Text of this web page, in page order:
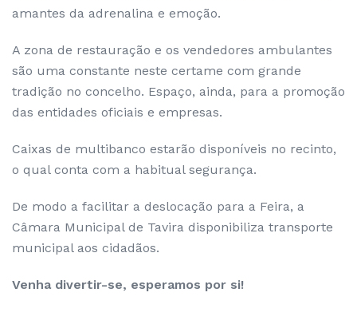
amantes da adrenalina e emoção.
A zona de restauração e os vendedores ambulantes
são uma constante neste certame com grande
tradição no concelho. Espaço, ainda, para a promoção
das entidades oficiais e empresas.
Caixas de multibanco estarão disponíveis no recinto,
o qual conta com a habitual segurança.
De modo a facilitar a deslocação para a Feira, a
Câmara Municipal de Tavira disponibiliza transporte
municipal aos cidadãos.
Venha divertir-se, esperamos por si!